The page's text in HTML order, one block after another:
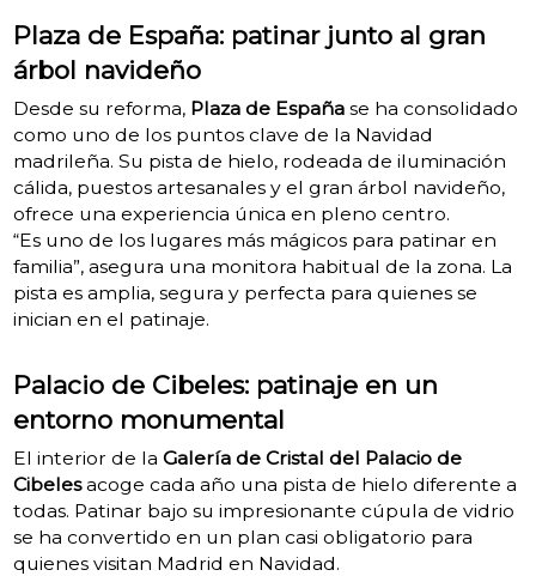
Plaza de España: patinar junto al gran
árbol navideño
Desde su reforma, Plaza de Españase ha consolidado
como uno de los puntos clave de la Navidad
madrileña. Su pista de hielo, rodeada de iluminación
cálida, puestos artesanales y el gran árbol navideño,
ofrece una experiencia única en pleno centro.
“Es uno de los lugares más mágicos para patinar en
familia”, asegura una monitora habitual de la zona. La
pista es amplia, segura y perfecta para quienes se
inician en el patinaje.
Palacio de Cibeles: patinaje en un
entorno monumental
El interior de la Galería de Cristal del Palacio de
Cibelesacoge cada año una pista de hielo diferente a
todas. Patinar bajo su impresionante cúpula de vidrio
se ha convertido en un plan casi obligatorio para
quienes visitan Madrid en Navidad.